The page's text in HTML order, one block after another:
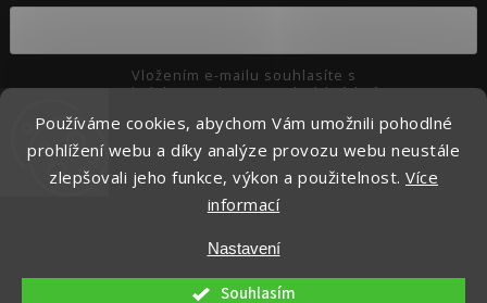
Používáme cookies, abychom Vám umožnili pohodlné
prohlížení webu a díky analýze provozu webu neustále
zlepšovali jeho funkce, výkon a použitelnost. Více
informací
Nastavení
Souhlasím
podmínkami ochrany osobních údajů
Přihlásit se
Upravit nastavení cookies
Shoptet| Design